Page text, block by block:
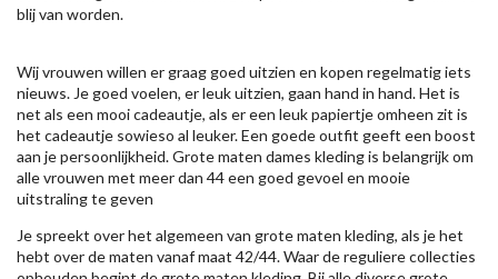
blij van worden.
Wij vrouwen willen er graag goed uitzien en kopen regelmatig iets
nieuws. Je goed voelen, er leuk uitzien, gaan hand in hand. Het is
net als een mooi cadeautje, als er een leuk papiertje omheen zit is
het cadeautje sowieso al leuker. Een goede outfit geeft een boost
aan je persoonlijkheid. Grote maten dames kleding is belangrijk om
alle vrouwen met meer dan 44 een goed gevoel en mooie
uitstraling te geven
Je spreekt over het algemeen van grote maten kleding, als je het
hebt over de maten vanaf maat 42/44. Waar de reguliere collecties